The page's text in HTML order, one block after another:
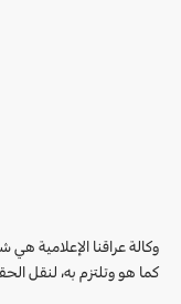
وكالة عراقنا الإعلامية
كما هو وتلتزم به، لنقل